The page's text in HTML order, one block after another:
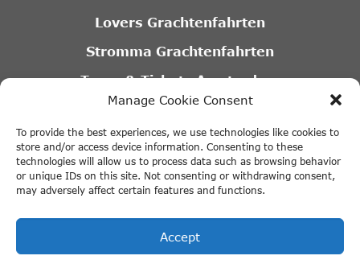
Manage Cookie Consent
To provide the best experiences, we use technologies like cookies to
store and/or access device information. Consenting to these
technologies will allow us to process data such as browsing behavior
or unique IDs on this site. Not consenting or withdrawing consent,
may adversely affect certain features and functions.
Accept
Kontaktiere Lumasol, um deinen Besuch
Lovers Grachtenfahrten
Stromma Grachtenfahrten
Tours & Tickets Amsterdam
Canal Motorboats
Eco Boats Amsterdam
A’DAM VR Game Park
Partner